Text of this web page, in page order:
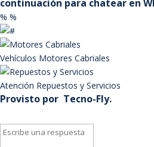
continuación para chatear en
% %
Vehículos Motores Cabriales
Atención Repuestos y Servicios
Provisto por Tecno-Fly.